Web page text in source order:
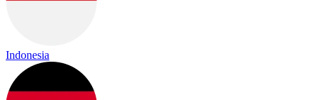
Indonesia